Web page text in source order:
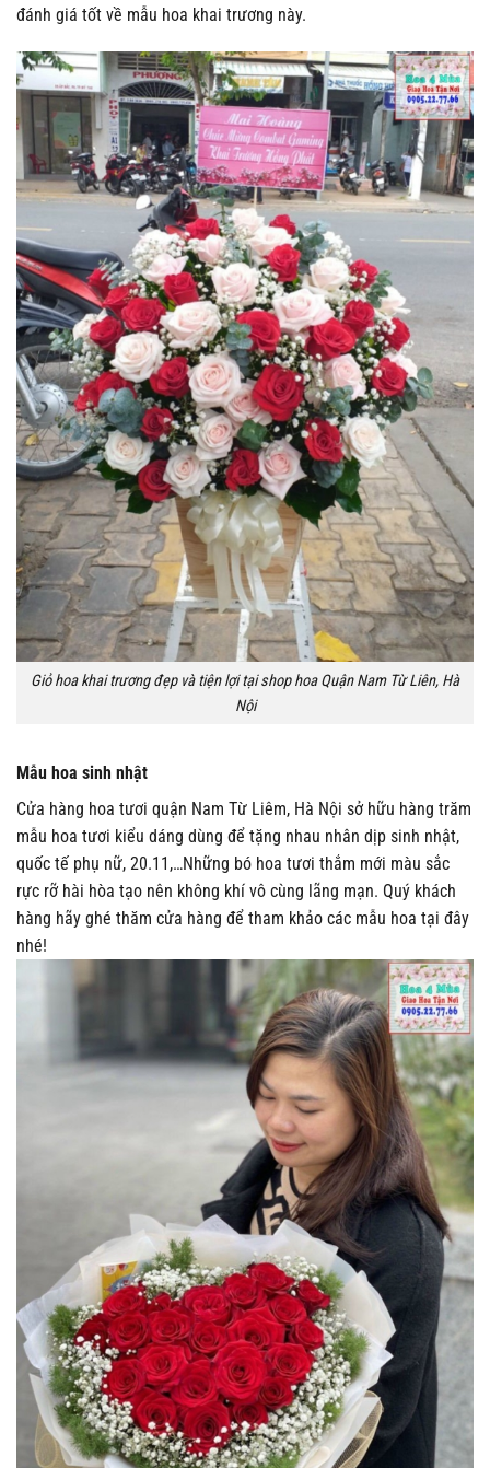
đánh giá tốt về mẫu hoa khai trương này.
Giỏ hoa khai trương đẹp và tiện lợi tại shop hoa Quận Nam Từ Liên, Hà
Nội
Mẫu hoa sinh nhật
Cửa hàng hoa tươi quận Nam Từ Liêm, Hà Nội sở hữu hàng trăm
mẫu hoa tươi kiểu dáng dùng để tặng nhau nhân dịp sinh nhật,
quốc tế phụ nữ, 20.11,…Những bó hoa tươi thắm mới màu sắc
rực rỡ hài hòa tạo nên không khí vô cùng lãng mạn. Quý khách
hàng hãy ghé thăm cửa hàng để tham khảo các mẫu hoa tại đây
nhé!